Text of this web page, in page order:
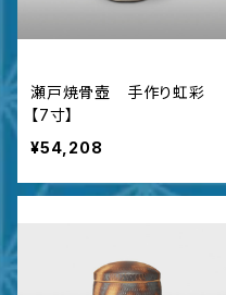
瀬戸焼骨壺 手作り虹彩
【7寸】
¥54,208